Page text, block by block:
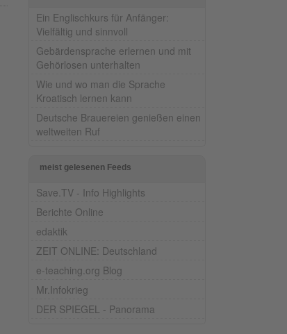
Ein Englischkurs für Anfänger:
Vielfältig und sinnvoll
Gebärdensprache erlernen und mit
Gehörlosen unterhalten
Wie und wo man die Sprache
Kroatisch lernen kann
Deutsche Brauereien genießen einen
weltweiten Ruf
meist gelesenen Feeds
Save.TV - Info Highlights
Berichte Online
edaktik
ZEIT ONLINE: Deutschland
e-teaching.org Blog
Mr.Infokrieg
DER SPIEGEL - Panorama